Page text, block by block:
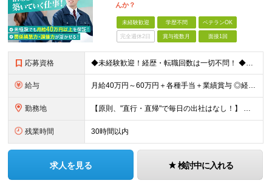
んか？
未経験歓迎 学歴不問 ベテランOK
完全週休2日 賞与複数月 面接1回
応募資格 ◆未経験歓迎！経歴・転職回数は一切不問！ ◆異業界出身の30代・40代も活躍中！ ◆U・Iターン希望の方も歓迎（引越費用規定あり） 【応募要件】 ■高卒以上 ■普通自動車運転免許（AT限定可） ■基
給与 月給40万円～60万円＋各種手当＋業績賞与 ◎経験や能力等を考慮し、優遇いたします！ ◎成果により業績賞与を年2回支給します！ 上記月給には、固定残業代として 「60,800円～95,000円（28
勤務地 【原則、"直行・直帰"で毎日の出社はなし！】 東京・埼玉・千葉・神奈川などを中心とした 周辺エリアの現場に「直行・直帰」となります！ ■関東第一第二支部 埼玉県八潮市大字二丁目1142-2 ◎最寄り
残業時間 30時間以内
求人を見る 検討中に入れる